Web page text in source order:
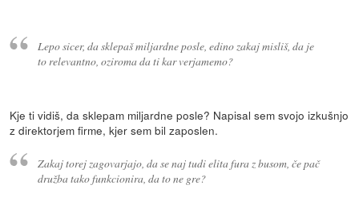
Lepo sicer, da sklepaš miljardne posle, edino zakaj misliš, da je
to relevantno, oziroma da ti kar verjamemo?
Kje ti vidiš, da sklepam miljardne posle? Napisal sem svojo izkušnjo
z direktorjem firme, kjer sem bil zaposlen.
Zakaj torej zagovarjajo, da se naj tudi elita fura z busom, če pač
družba tako funkcionira, da to ne gre?